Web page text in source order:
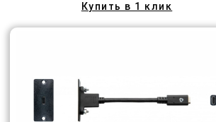
Купить в 1 клик